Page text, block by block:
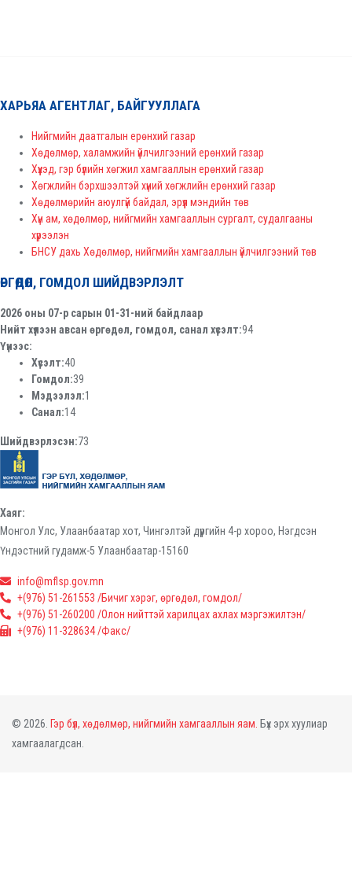
ХАРЬЯА АГЕНТЛАГ, БАЙГУУЛЛАГА
Нийгмийн даатгалын ерөнхий газар
Хөдөлмөр, халамжийн үйлчилгээний ерөнхий газар
Хүүхэд, гэр бүлийн хөгжил хамгааллын ерөнхий газар
Хөгжлийн бэрхшээлтэй хүний хөгжлийн ерөнхий газар
Хөдөлмөрийн аюулгүй байдал, эрүүл мэндийн төв
Хүн ам, хөдөлмөр, нийгмийн хамгааллын сургалт, судалгааны
хүрээлэн
БНСУ дахь Хөдөлмөр, нийгмийн хамгааллын үйлчилгээний төв
ӨРГӨДӨЛ, ГОМДОЛ ШИЙДВЭРЛЭЛТ
2026 оны 07-р сарын 01-31-ний байдлаар
Нийт хүлээн авсан өргөдөл, гомдол, санал хүсэлт:94
Үүнээс:
Хүсэлт:40
Гомдол:39
Мэдээлэл:1
Санал:14
Шийдвэрлэсэн:73
Хаяг:
Монгол Улс, Улаанбаатар хот, Чингэлтэй дүүргийн 4-р хороо, Нэгдсэн
Үндэстний гудамж-5 Улаанбаатар-15160
info@mflsp.gov.mn
+(976) 51-261553 /Бичиг хэрэг, өргөдөл, гомдол/
+(976) 51-260200 /Олон нийттэй харилцах ахлах мэргэжилтэн/
+(976) 11-328634 /Факс/
© 2026. Гэр бүл, хөдөлмөр, нийгмийн хамгааллын яам. Бүх эрх хуулиар
хамгаалагдсан.